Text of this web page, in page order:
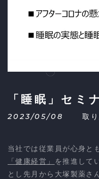
「睡眠」セ
2023/05/08 取
当社では従業員が心身と
「健康経営」
を推進して
とし先月から大塚製薬さ